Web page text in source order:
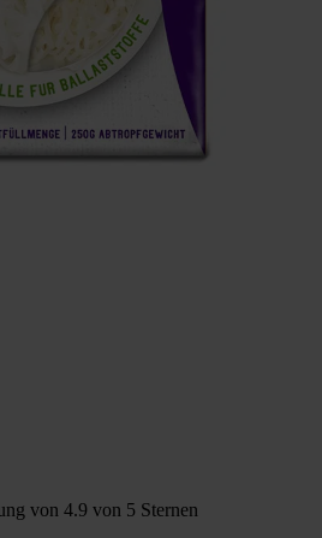
von 4.9 von 5 Sternen